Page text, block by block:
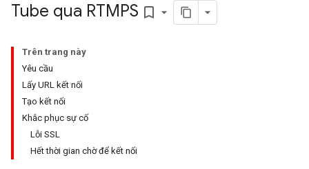
Tube qua RTMPS bookmark_border
Trên trang này
Yêu cầu
Lấy URL kết nối
Tạo kết nối
Khắc phục sự cố
Lỗi SSL
Hết thời gian chờ để kết nối